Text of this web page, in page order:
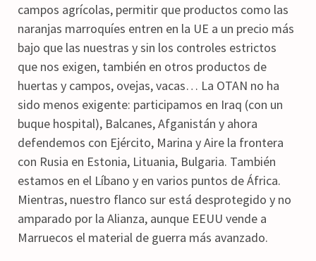
campos agrícolas, permitir que productos como las
naranjas marroquíes entren en la UE a un precio más
bajo que las nuestras y sin los controles estrictos
que nos exigen, también en otros productos de
huertas y campos, ovejas, vacas… La OTAN no ha
sido menos exigente: participamos en Iraq (con un
buque hospital), Balcanes, Afganistán y ahora
defendemos con Ejército, Marina y Aire la frontera
con Rusia en Estonia, Lituania, Bulgaria. También
estamos en el Líbano y en varios puntos de África.
Mientras, nuestro flanco sur está desprotegido y no
amparado por la Alianza, aunque EEUU vende a
Marruecos el material de guerra más avanzado.